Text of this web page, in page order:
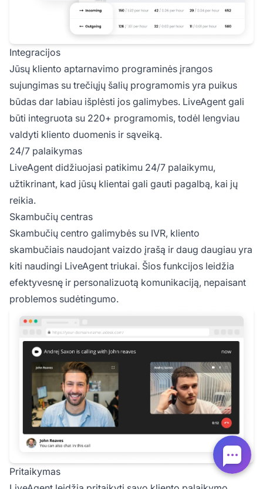
Integracijos
Jūsų kliento aptarnavimo programinės įrangos
sujungimas su trečiųjų šalių programomis yra puikus
būdas dar labiau išplėsti jos galimybes. LiveAgent gali
būti integruota su 220+ programomis, todėl lengviau
valdyti kliento duomenis ir sąveiką.
24/7 palaikymas
LiveAgent didžiuojasi patikimu 24/7 palaikymu,
užtikrinant, kad jūsų klientai gali gauti pagalbą, kai jų
reikia.
Skambučių centras
Skambučių centro galimybės su IVR, kliento
skambučiais naudojant vaizdo įrašą ir daug daugiau yra
kiti naudingi LiveAgent triukai. Šios funkcijos leidžia
efektyvesnę ir personalizuotą komunikaciją, nepaisant
problemos sudėtingumo.
Pritaikymas